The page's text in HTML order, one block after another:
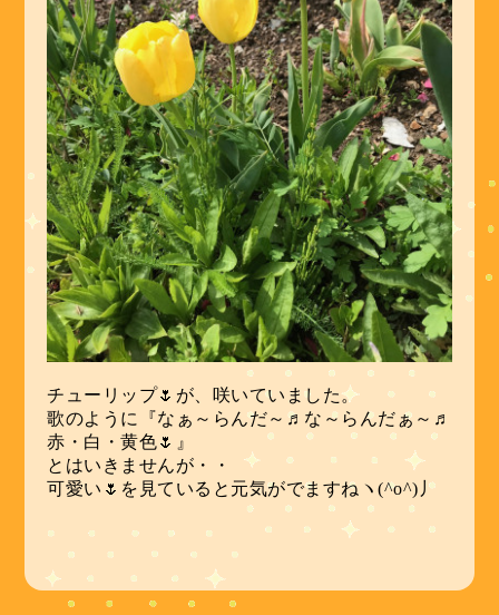
チューリップ🌷が、咲いていました。
歌のように『なぁ～らんだ～♬な～らんだぁ～♬
赤・白・黄色🌷』
とはいきませんが・・
可愛い🌷を見ていると元気がでますねヽ(^o^)丿